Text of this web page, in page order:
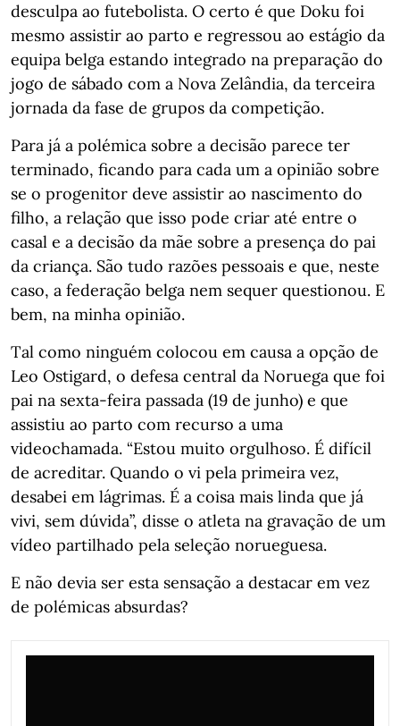
desculpa ao futebolista. O certo é que Doku foi
mesmo assistir ao parto e regressou ao estágio da
equipa belga estando integrado na preparação do
jogo de sábado com a Nova Zelândia, da terceira
jornada da fase de grupos da competição.
Para já a polémica sobre a decisão parece ter
terminado, ficando para cada um a opinião sobre
se o progenitor deve assistir ao nascimento do
filho, a relação que isso pode criar até entre o
casal e a decisão da mãe sobre a presença do pai
da criança. São tudo razões pessoais e que, neste
caso, a federação belga nem sequer questionou. E
bem, na minha opinião.
Tal como ninguém colocou em causa a opção de
Leo Ostigard, o defesa central da Noruega que foi
pai na sexta-feira passada (19 de junho) e que
assistiu ao parto com recurso a uma
videochamada. “Estou muito orgulhoso. É difícil
de acreditar. Quando o vi pela primeira vez,
desabei em lágrimas. É a coisa mais linda que já
vivi, sem dúvida”, disse o atleta na gravação de um
vídeo partilhado pela seleção norueguesa.
E não devia ser esta sensação a destacar em vez
de polémicas absurdas?